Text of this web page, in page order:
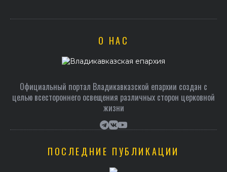
О НАС
Официальный портал Владикавказской епархии создан c
целью всестороннего освещения различных сторон церковной
жизни
ПОСЛЕДНИЕ ПУБЛИКАЦИИ